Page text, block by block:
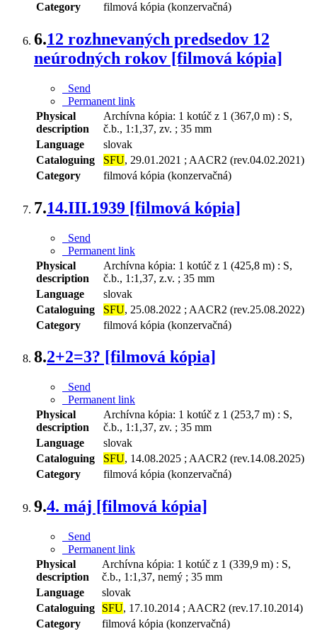
Category filmová kópia (konzervačná)
6.12 rozhnevaných predsedov 12
neúrodných rokov [filmová kópia]
Send
Permanent link
Physical
description
Archívna kópia: 1 kotúč z 1 (367,0 m) : S,
č.b., 1:1,37, zv. ; 35 mm
Language
slovak
Cataloguing
SFU, 29.01.2021 ; AACR2 (rev.04.02.2021)
Category
filmová kópia (konzervačná)
7.14.III.1939 [filmová kópia]
Send
Permanent link
Physical
description
Archívna kópia: 1 kotúč z 1 (425,8 m) : S,
č.b., 1:1,37, z.v. ; 35 mm
Language
slovak
Cataloguing
SFU, 25.08.2022 ; AACR2 (rev.25.08.2022)
Category
filmová kópia (konzervačná)
8.2+2=3? [filmová kópia]
Send
Permanent link
Physical
description
Archívna kópia: 1 kotúč z 1 (253,7 m) : S,
č.b., 1:1,37, zv. ; 35 mm
Language
slovak
Cataloguing
SFU, 14.08.2025 ; AACR2 (rev.14.08.2025)
Category
filmová kópia (konzervačná)
9.4. máj [filmová kópia]
Send
Permanent link
Physical
description
Archívna kópia: 1 kotúč z 1 (339,9 m) : S,
č.b., 1:1,37, nemý ; 35 mm
Language
slovak
Cataloguing
SFU, 17.10.2014 ; AACR2 (rev.17.10.2014)
Category
filmová kópia (konzervačná)